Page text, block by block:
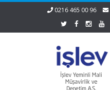
0216 465 00 96